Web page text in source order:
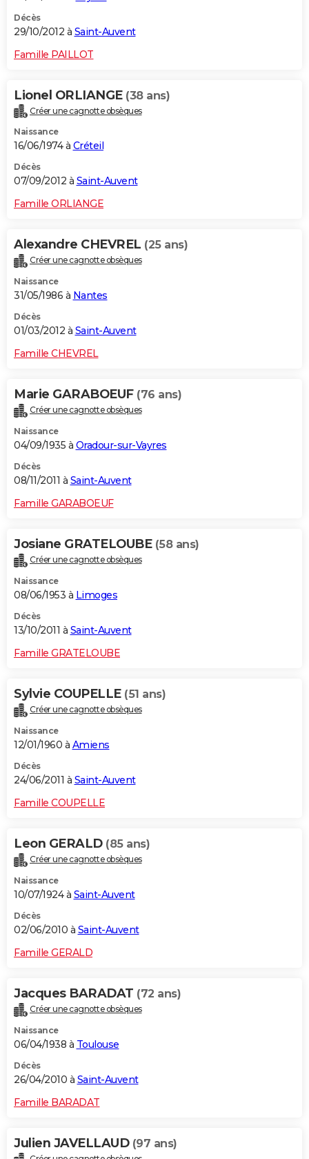
Décès
29/10/2012 à Saint-Auvent
Famille PAILLOT
Lionel ORLIANGE (38 ans)
Créer une cagnotte obsèques
Naissance
16/06/1974 à Créteil
Décès
07/09/2012 à Saint-Auvent
Famille ORLIANGE
Alexandre CHEVREL (25 ans)
Créer une cagnotte obsèques
Naissance
31/05/1986 à Nantes
Décès
01/03/2012 à Saint-Auvent
Famille CHEVREL
Marie GARABOEUF (76 ans)
Créer une cagnotte obsèques
Naissance
04/09/1935 à Oradour-sur-Vayres
Décès
08/11/2011 à Saint-Auvent
Famille GARABOEUF
Josiane GRATELOUBE (58 ans)
Créer une cagnotte obsèques
Naissance
08/06/1953 à Limoges
Décès
13/10/2011 à Saint-Auvent
Famille GRATELOUBE
Sylvie COUPELLE (51 ans)
Créer une cagnotte obsèques
Naissance
12/01/1960 à Amiens
Décès
24/06/2011 à Saint-Auvent
Famille COUPELLE
Leon GERALD (85 ans)
Créer une cagnotte obsèques
Naissance
10/07/1924 à Saint-Auvent
Décès
02/06/2010 à Saint-Auvent
Famille GERALD
Jacques BARADAT (72 ans)
Créer une cagnotte obsèques
Naissance
06/04/1938 à Toulouse
Décès
26/04/2010 à Saint-Auvent
Famille BARADAT
Julien JAVELLAUD (97 ans)